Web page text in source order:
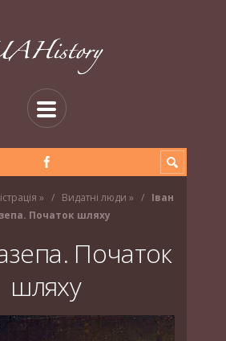
» Видатні люди »
Іван
Початок шляху
Початок
шляху